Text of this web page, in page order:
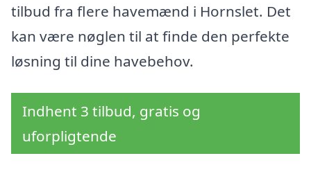
tilbud fra flere havemænd i Hornslet. Det
kan være nøglen til at finde den perfekte
løsning til dine havebehov.
Indhent 3 tilbud, gratis og
uforpligtende